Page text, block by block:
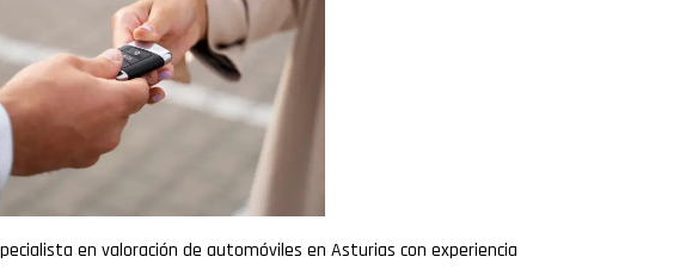
en valoración de automóviles en Asturias con experiencia